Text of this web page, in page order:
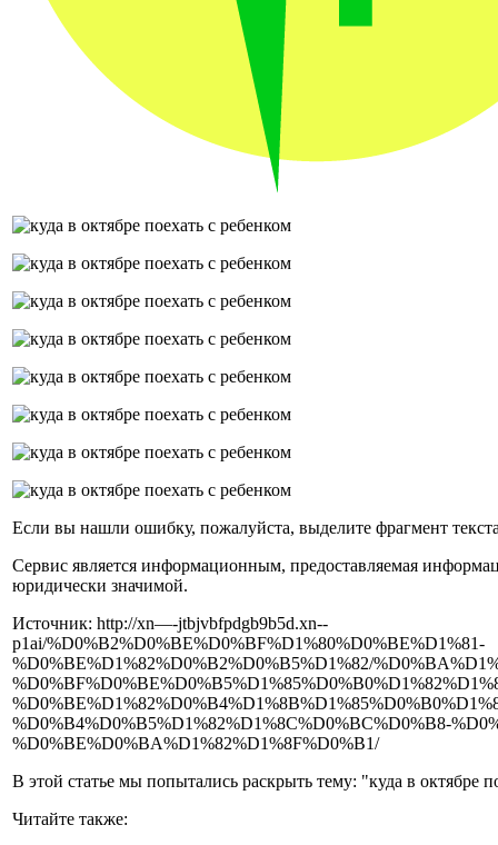
Если вы нашли ошибку, пожалуйста, выделите фрагмент
Сервис является информационным, предоставляемая
юридически значимой.
Источник: http://xn—-jtbjvbfpdgb9b5d.xn--
p1ai/%D0%B2%D0%BE%D0%BF%D1%80%D0%BE%D1%81-
%D0%BE%D1%82%D0%B2%D0%B5%D1%82/
%D0%B4%D0%B5%D1%82%D1%8C%D0%BC%D0%B8-
%D0%BE%D0%BA%D1%82%D1%8F%D0%B1/
В этой статье мы попытались раскрыть тему: "куда в октябре
Читайте также: